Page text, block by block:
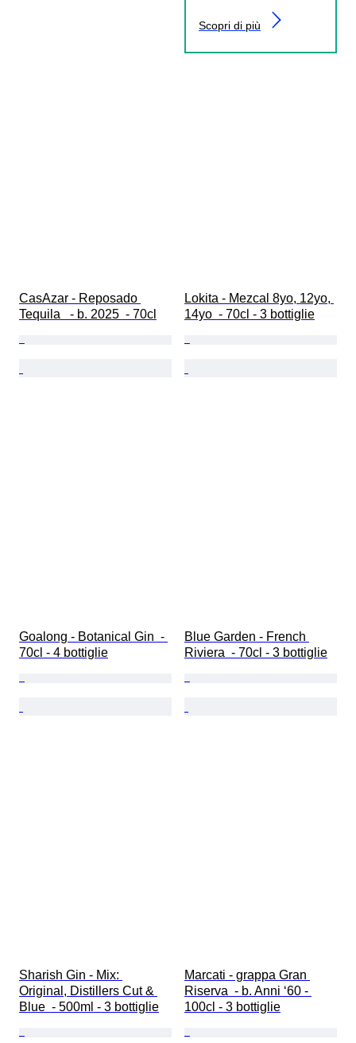
Scopri di più
CasAzar - Reposado
Tequila   - b. 2025  - 70cl
Lokita - Mezcal 8yo, 12yo,
14yo  - 70cl - 3 bottiglie
Goalong - Botanical Gin  -
70cl - 4 bottiglie
Blue Garden - French
Riviera  - 70cl - 3 bottiglie
Sharish Gin - Mix:
Original, Distillers Cut &
Blue  - 500ml - 3 bottiglie
Marcati - grappa Gran
Riserva  - b. Anni ‘60 -
100cl - 3 bottiglie